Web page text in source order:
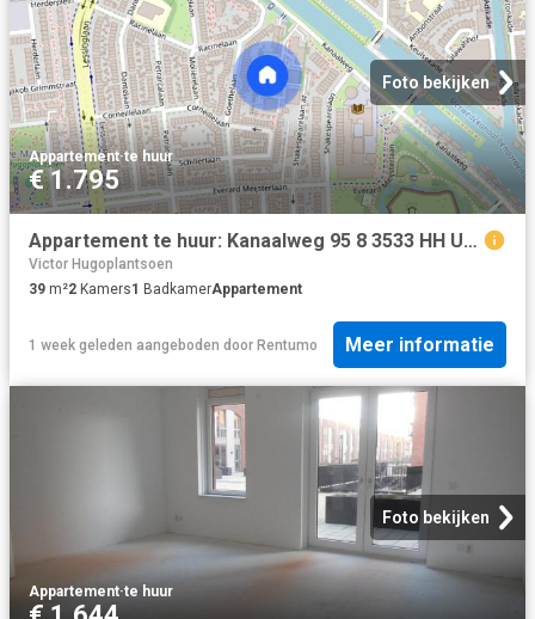
Foto bekijken
Appartement·te huur
€ 1.795
Appartement te huur: Kanaalweg 95 8 3533 HH Utrecht
Victor Hugoplantsoen
39 m²2 Kamers1 BadkamerAppartement
1 week geleden aangeboden door Rentumo Meer informatie
Foto bekijken
Appartement·te huur